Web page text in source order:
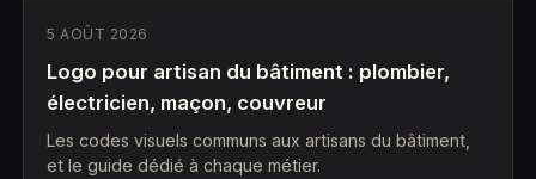
5 AOÛT 2026
Logo pour artisan du bâtiment : plombier,
électricien, maçon, couvreur
Les codes visuels communs aux artisans du bâtiment,
et le guide dédié à chaque métier.